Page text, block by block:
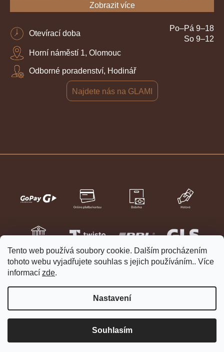
Tento web používá soubory cookie. Dalším procházením
tohoto webu vyjadřujete souhlas s jejich používáním.. Více
informací zde.
Nastavení
Souhlasím
Zobrazit více
Otevírací doba
Po–Pá 9–18
So 9–12
Horní náměstí 1, Olomouc
Odborné poradenství, Hodinář
Najdete nás na GLAMI
Vytvořil Shoptet
HELVETIA hodinky a šperky